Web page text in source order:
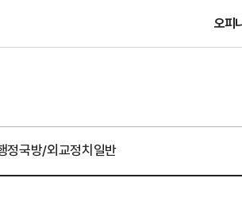
오피
정국방/외교정치일반